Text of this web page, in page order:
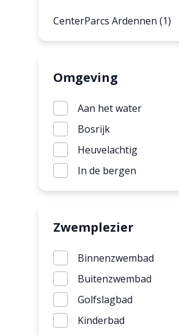
CenterParcs Ardennen (1)
Omgeving
Aan het water
Bosrijk
Heuvelachtig
In de bergen
Zwemplezier
Binnenzwembad
Buitenzwembad
Golfslagbad
Kinderbad